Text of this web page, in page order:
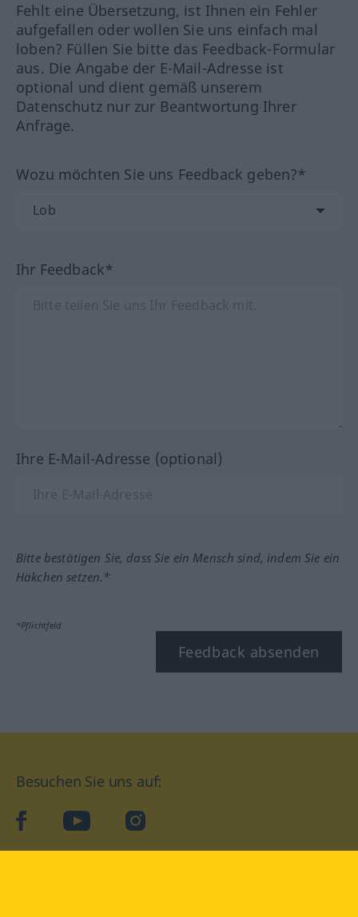
Fehlt eine Übersetzung, ist Ihnen ein Fehler
aufgefallen oder wollen Sie uns einfach mal
loben? Füllen Sie bitte das Feedback-Formular
aus. Die Angabe der E-Mail-Adresse ist
optional und dient gemäß unserem
Datenschutz nur zur Beantwortung Ihrer
Anfrage.
Wozu möchten Sie uns Feedback geben?*
Ihr Feedback*
Ihre E-Mail-Adresse (optional)
Bitte bestätigen Sie, dass Sie ein Mensch sind, indem Sie ein
Häkchen setzen.*
*Pflichtfeld
Feedback absenden
Besuchen Sie uns auf:
facebookYouTube Instagram